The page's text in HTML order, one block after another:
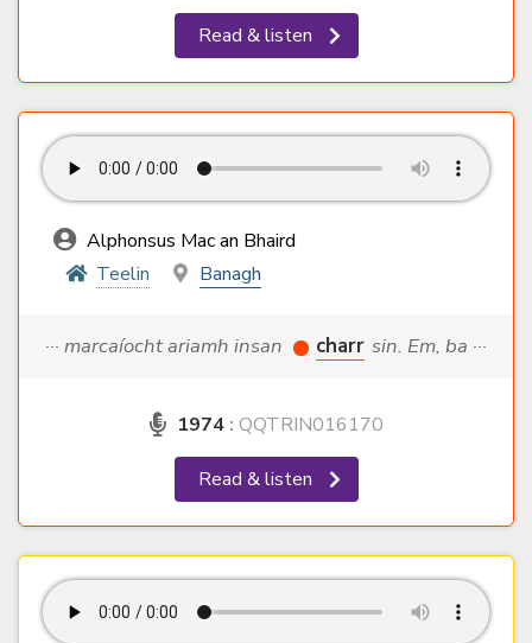
Read & listen
Alphonsus Mac an Bhaird
Teelin
Banagh
··· marcaíocht ariamh insan charr sin. Em, ba ···
1974 : QQTRIN016170
Read & listen